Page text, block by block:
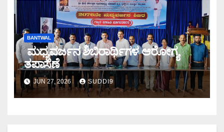
BANTWAL
ಮಧ್ಯವರ್ಜನ ಶಿಬಿರಾರ್ಥಿಗಳ ಆರೋಗ್ಯ
ತಪಾಸಣೆ
JUN 27, 2026 SUDDI9